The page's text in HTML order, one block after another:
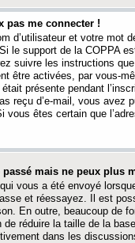
pas me connecter !
d’utilisateur et votre mot
le support de la COPPA
suivre les instructions
être activées, par vous-
présente pendant
reçu d’e-mail, vous avez
vous êtes certain que
mais ne peux plus
vous a été envoyé
et réessayez. Il est
En outre, beaucoup de
réduire la taille de la
dans les